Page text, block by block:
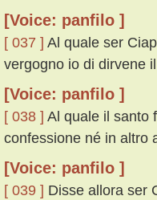
[Voice: panfilo ]
[ 037 ] Al quale ser
vergogno io di dirvene
[Voice: panfilo ]
[ 038 ] Al quale il santo
confessione né in altro
[Voice: panfilo ]
[ 039 ] Disse allora ser